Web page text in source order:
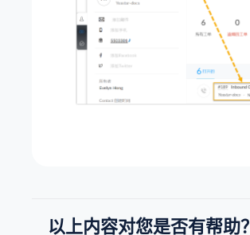
以上内容对您是否有帮助？